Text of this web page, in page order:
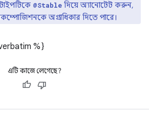
@Stable দিয়ে অ্যানোটেট করুন,
অগ্রাধিকার দিতে পারে।
%}
এটি কাজে লেগেছে?